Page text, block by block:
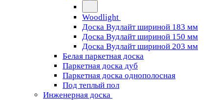
Woodlight
Доска Вудлайт шириной 183 мм
Доска Вудлайт шириной 150 мм
Доска Вудлайт шириной 203 мм
Белая паркетная доска
Паркетная доска дуб
Паркетная доска однополосная
Под теплый пол
Инженерная доска